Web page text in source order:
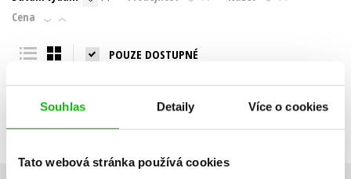
Souhlas Detaily Více o cookies
Tato webová stránka používá cookies
Cena
POUZE DOSTUPNÉ